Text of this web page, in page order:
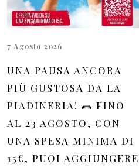
7 Agosto 2026
UNA PAUSA ANCORA
PIÙ GUSTOSA DA LA
PIADINERIA! 🌯 FINO
AL 23 AGOSTO, CON
UNA SPESA MINIMA DI
15€, PUOI AGGIUNGERE